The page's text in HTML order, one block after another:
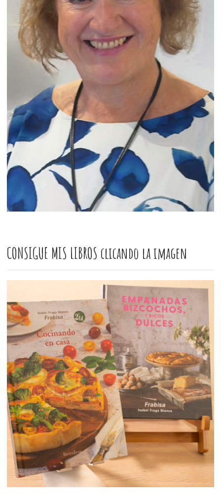
CONSIGUE MIS LIBROS clicando la imagen